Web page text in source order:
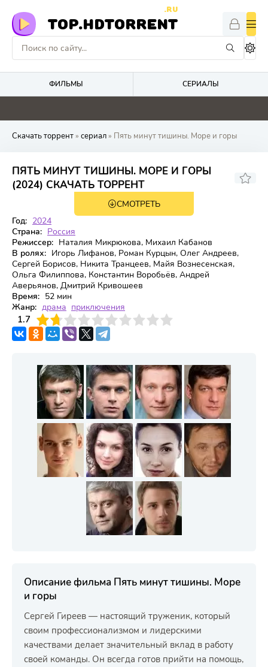
TOP.HDTORRENT
.RU
ФИЛЬМЫ СЕРИАЛЫ
0 0 2.2 0
Скачать торрент» сериал» Пять минут тишины. Море и горы
ПЯТЬ МИНУТ ТИШИНЫ. МОРЕ И ГОРЫ
(2024) СКАЧАТЬ ТОРРЕНТ
6 сезон 10 серия
7.634
СМОТРЕТЬ
Год: 2024
Страна: Россия
Режиссер: Наталия Микрюкова, Михаил Кабанов
В ролях: Игорь Лифанов, Роман Курцын, Олег Андреев,
Сергей Борисов, Никита Транцеев, Майя Вознесенская,
Ольга Филиппова, Константин Воробьёв, Андрей
Аверьянов, Дмитрий Кривошеев
Время: 52 мин
Жанр: драма приключения
1.7
4 6 7 8 9 10
Описание фильма Пять минут тишины. Море
и горы
Сергей Гиреев — настоящий труженик, который
своим профессионализмом и лидерскими
качествами делает значительный вклад в работу
своей команды. Он всегда готов прийти на помощь,